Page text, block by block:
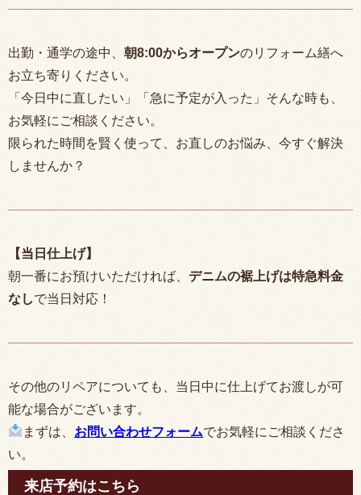
出勤・通学の途中、 朝8:00からオープンのリフォーム繕へ
お立ち寄りください。
「今日中に直したい」「急に予定が入った」そんな時も、
お気軽にご相談ください。
限られた時間を賢く使って、お直しのお悩み、今すぐ解決
しませんか？
【当日仕上げ】
朝一番にお預けいただければ、 デニムの裾上げは特急料金
なしで当日対応！
その他のリペアについても、当日中に仕上げてお渡しが可
能な場合がございます。
まずは、 お問い合わせフォームでお気軽にご相談くださ
い。
来店予約はこちら